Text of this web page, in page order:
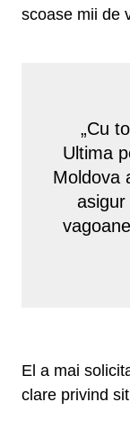
scoase mii de
„Cu
Ultima
Moldova
El a mai
clare privind